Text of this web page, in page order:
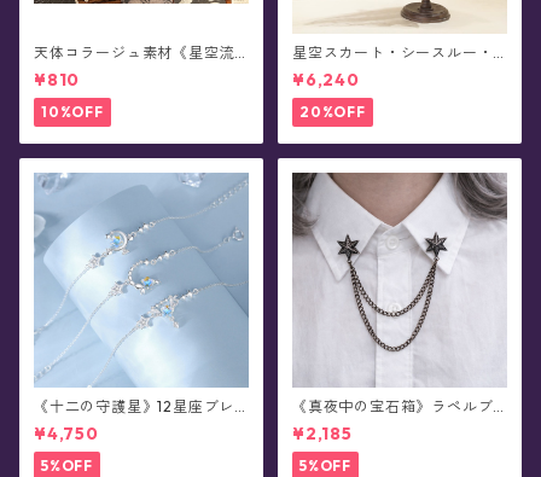
天体コラージュ素材《星空流
光》豆本型ペーパー(60枚入)
¥810
10%OFF
星空スカート・シースルー・
チュール - Alpheratz(全3色x
3種)
¥6,240
20%OFF
《十二の守護星》12星座ブレ
スレット
¥4,750
5%OFF
《真夜中の宝石箱》ラペルブ
ローチ(襟ブローチ)/チェーン
付きタックピン(全78種)
¥2,185
5%OFF